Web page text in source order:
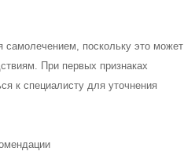
самолечением, поскольку это может
При первых признаках
к специалисту для уточнения